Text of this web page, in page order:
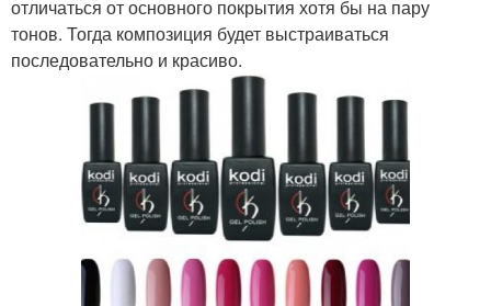
отличаться от основного покрытия хотя бы на пару
тонов. Тогда композиция будет выстраиваться
последовательно и красиво.